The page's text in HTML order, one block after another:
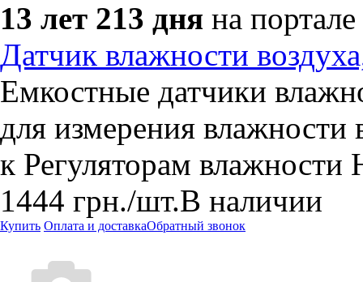
13 лет 213 дня на портале
Датчик влажности
Емкостные датчики
для измерения влажности
к Регуляторам
1444 грн./шт.В наличии
Купить Оплата и доставкаОбратный звонок